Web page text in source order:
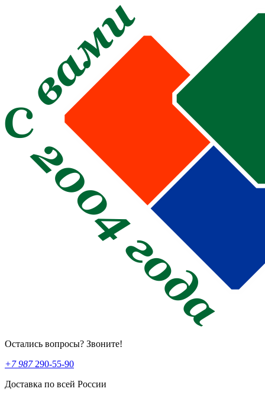
Остались вопросы? Звоните!
+7 987290-55-90
Доставка по всей России